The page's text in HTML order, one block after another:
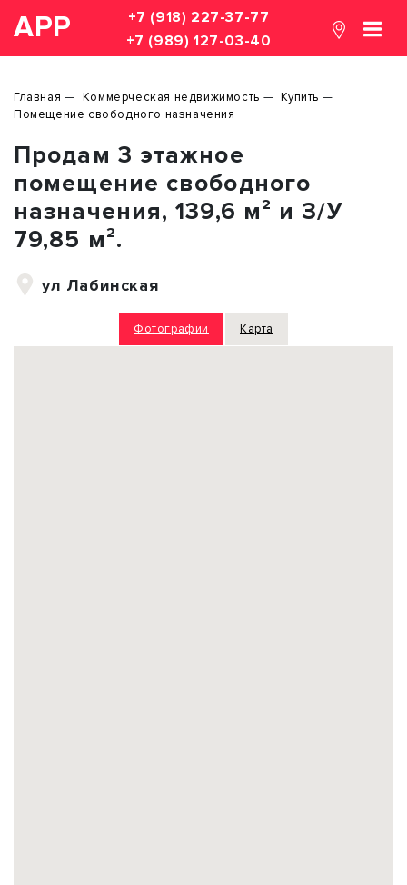
АРР
+7 (918) 227-37-77
+7 (989) 127-03-40
Главная Коммерческая недвижимость
Купить
Помещение свободного назначения
Продам 3 этажное
помещение свободного
назначения, 139,6 м² и З/У
79,85 м².
ул Лабинская
Фотографии Карта